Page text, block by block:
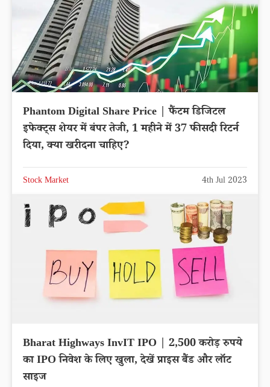
Phantom Digital Share Price | फैंटम डिजिटल
इफेक्ट्स शेयर में बंपर तेजी, 1 महीने में 37 फीसदी रिटर्न
दिया, क्या खरीदना चाहिए?
Stock Market 4th Jul 2023
Bharat Highways InvIT IPO | 2,500 करोड़ रुपये
का IPO निवेश के लिए खुला, देखें प्राइस बैंड और लॉट
साइज